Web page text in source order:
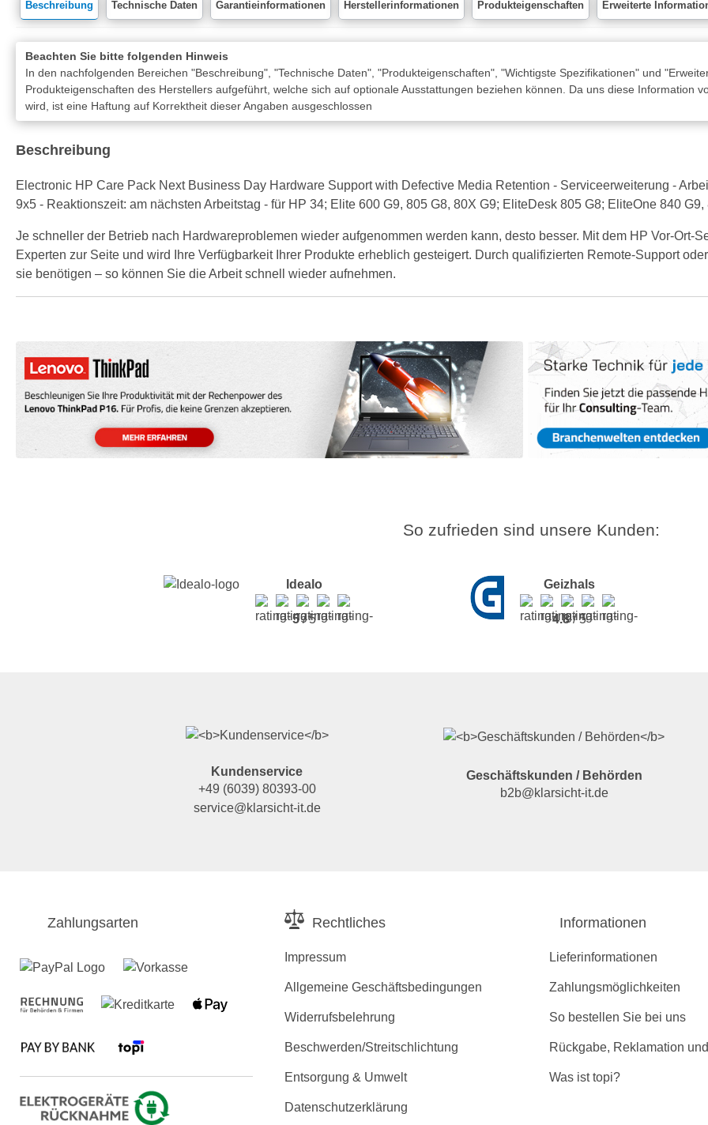
Beschreibung Technische Daten Garantieinformationen Herstellerinformationen Produkteigenschaften Erweiterte
Beachten Sie bitte folgenden Hinweis
In den nachfolgenden Bereichen "Beschreibung", "Technische Daten", "Produkteigenschaften", "Wichtigste Spezifikationen" und
Produkteigenschaften des Herstellers aufgeführt, welche sich auf optionale Ausstattungen beziehen können. Da uns diese Information
wird, ist eine Haftung auf Korrektheit dieser Angaben ausgeschlossen
Beschreibung
Electronic HP Care Pack Next Business Day Hardware Support with Defective Media Retention - Serviceerweiterung -
9x5 - Reaktionszeit: am nächsten Arbeitstag - für HP 34; Elite 600 G9, 805 G8, 80X G9; EliteDesk 805 G8; EliteOne 840 G9,
Je schneller der Betrieb nach Hardwareproblemen wieder aufgenommen werden kann, desto besser. Mit dem HP Vor-Ort-
Experten zur Seite und wird Ihre Verfügbarkeit Ihrer Produkte erheblich gesteigert. Durch qualifizierten Remote-Support
sie benötigen – so können Sie die Arbeit schnell wieder aufnehmen.
So zufrieden sind unsere Kunden:
Idealo
5/ 5
Geizhals
4.8/ 5
Kundenservice
+49 (6039) 80393-00
service@klarsicht-it.de
Geschäftskunden / Behörden
b2b@klarsicht-it.de
Zahlungsarten Rechtliches
Impressum
Allgemeine Geschäftsbedingungen
Widerrufsbelehrung
Beschwerden/Streitschlichtung
Entsorgung & Umwelt
Datenschutzerklärung
Informationen
Lieferinformationen
Zahlungsmöglichkeiten
So bestellen Sie bei uns
Rückgabe, Reklamation
Was ist topi?